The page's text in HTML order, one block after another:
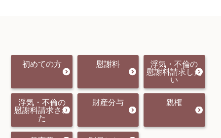
初めての方 慰謝料 浮気・不倫の
慰謝料請求した
い
浮気・不倫の
慰謝料請求され
た
財産分与 親権